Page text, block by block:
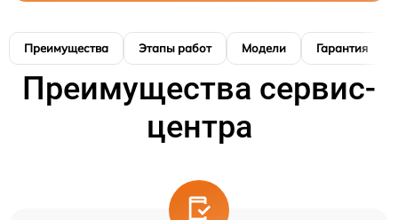
Преимущества Этапы работ Модели Гарантия
Преимущества сервис-
центра